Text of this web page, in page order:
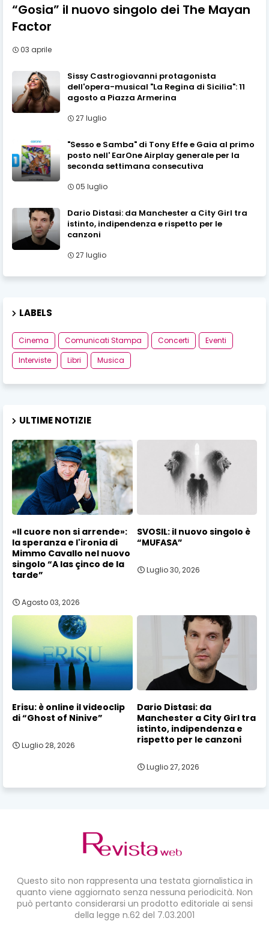
“Gosia” il nuovo singolo dei The Mayan
Factor
03 aprile
Sissy Castrogiovanni protagonista
dell'opera-musical "La Regina di Sicilia": 11
agosto a Piazza Armerina
27 luglio
"Sesso e Samba" di Tony Effe e Gaia al primo
posto nell' EarOne Airplay generale per la
seconda settimana consecutiva
05 luglio
Dario Distasi: da Manchester a City Girl tra
istinto, indipendenza e rispetto per le
canzoni
27 luglio
LABELS
Cinema Comunicati Stampa Concerti
Eventi
Interviste
Libri Musica
ULTIME NOTIZIE
«Il cuore non si arrende»:
la speranza e l'ironia di
Mimmo Cavallo nel nuovo
singolo “A las çinco de la
tarde”
Agosto 03, 2026
SVOSIL: il nuovo singolo è
“MUFASA”
Luglio 30, 2026
Erisu: è online il videoclip
di “Ghost of Ninive”
Luglio 28, 2026
Dario Distasi: da
Manchester a City Girl tra
istinto, indipendenza e
rispetto per le canzoni
Luglio 27, 2026
Questo sito non rappresenta una testata giornalistica in
quanto viene aggiornato senza nessuna periodicità. Non
può pertanto considerarsi un prodotto editoriale ai sensi
della legge n.62 del 7.03.2001